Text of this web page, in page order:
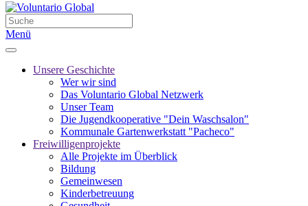
Menü
Unsere Geschichte
Wer wir sind
Das Voluntario Global Netzwerk
Unser Team
Die Jugendkooperative "Dein Waschsalon"
Kommunale Gartenwerkstatt "Pacheco"
Freiwilligenprojekte
Alle Projekte im Überblick
Bildung
Gemeinwesen
Kinderbetreuung